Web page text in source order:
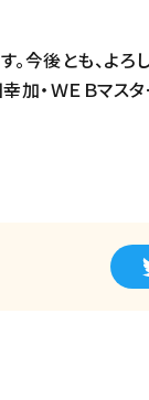
今後とも、よろ
・ＷＥＢマスタ